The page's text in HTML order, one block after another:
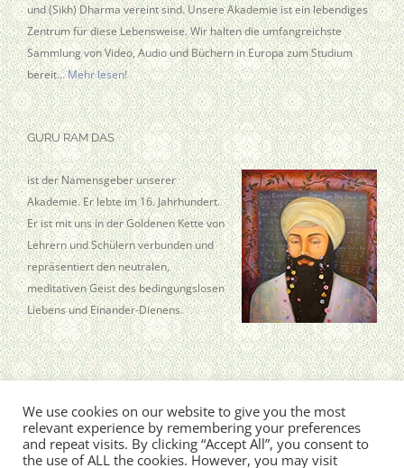
und (Sikh) Dharma vereint sind. Unsere Akademie ist ein lebendiges
Zentrum für diese Lebensweise. Wir halten die umfangreichste
Sammlung von Video, Audio und Büchern in Europa zum Studium
bereit…Mehr lesen!
GURU RAM DAS
ist der Namensgeber unserer
Akademie. Er lebte im 16. Jahrhundert.
Er ist mit uns in der Goldenen Kette von
Lehrern und Schülern verbunden und
repräsentiert den neutralen,
meditativen Geist des bedingungslosen
Liebens und Einander-Dienens.
Guru Ram Das Aquarian Academy · Kleine Wallstr. 7 · 19258 Boizenburg
© Copyright2026, Sat Hari Singh Khalsa
We use cookies on our website to give you the most
relevant experience by remembering your preferences
and repeat visits. By clicking “Accept All”, you consent to
the use of ALL the cookies. However, you may visit